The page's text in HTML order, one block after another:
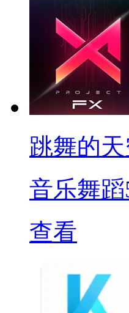
跳舞的天
音乐舞蹈
查看